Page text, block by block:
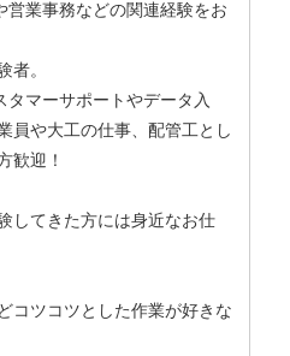
営業事務などの関連経験をお
者。
タマーサポートやデータ入
員や大工の仕事、配管工とし
歓迎！
してきた方には身近なお仕
コツコツとした作業が好きな